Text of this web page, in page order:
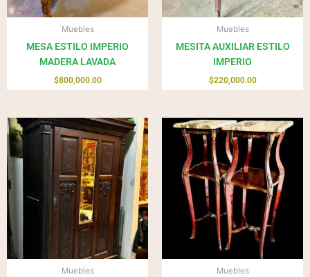
Muebles
MESA ESTILO IMPERIO
MADERA LAVADA
$800,000.00
Muebles
MESITA AUXILIAR ESTILO
IMPERIO
$220,000.00
Muebles Muebles